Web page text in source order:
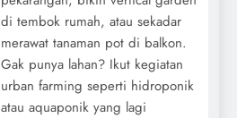
di tembok rumah, atau sekadar
merawat tanaman pot di balkon.
Gak punya lahan? Ikut kegiatan
urban farming seperti hidroponik
atau aquaponik yang lagi